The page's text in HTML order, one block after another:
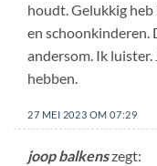
houdt. Gelukkig heb
en schoonkinderen.
andersom. Ik
hebben.
27 MEI 2023 OM 07:29
joop balkenszegt: